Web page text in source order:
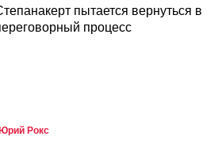
пытается вернуться в
процесс
Рокс